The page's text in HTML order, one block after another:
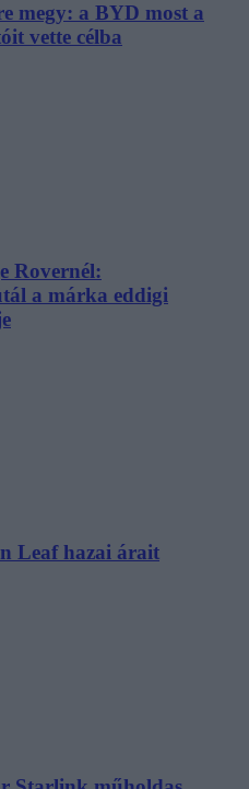
megy: a BYD most a
vette célba
Rovernél:
a márka eddigi
Leaf hazai árait